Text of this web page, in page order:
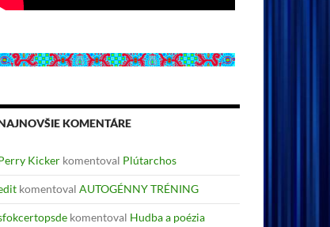
KOMENTÁRE
Kicker komentoval Plútarchos
komentoval AUTOGÉNNY TRÉNING
komentoval Hudba a poézia